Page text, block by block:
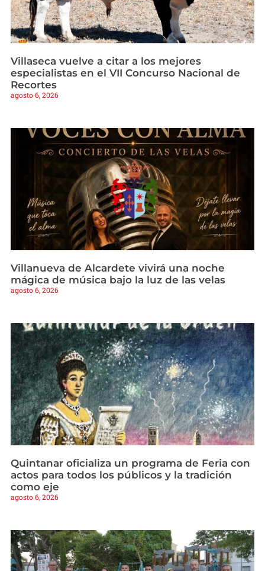
Villaseca vuelve a citar a los mejores
especialistas en el VII Concurso Nacional de
Recortes
agosto 6, 2026
Villanueva de Alcardete vivirá una noche
mágica de música bajo la luz de las velas
agosto 6, 2026
Quintanar oficializa un programa de Feria con
actos para todos los públicos y la tradición
como eje
agosto 6, 2026